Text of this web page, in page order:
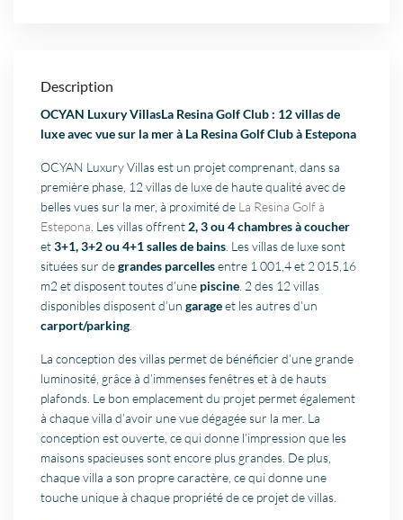
Description
OCYAN Luxury VillasLa Resina Golf Club : 12 villas de
luxe avec vue sur la mer à La Resina Golf Club à Estepona
OCYAN Luxury Villas est un projet comprenant, dans sa
première phase, 12 villas de luxe de haute qualité avec de
belles vues sur la mer, à proximité de La Resina Golf à
Estepona . Les villas offrent 2, 3 ou 4 chambres à coucher
et3+1, 3+2 ou 4+1 salles de bains . Les villas de luxe sont
situées sur degrandes parcellesentre 1 001,4 et 2 015,16
m2 et disposent toutes d’une piscine . 2 des 12 villas
disponibles disposent d’ungarageet les autres d’un
carport/parking
La conception des villas permet de bénéficier d’une grande
luminosité, grâce à d’immenses fenêtres et à de hauts
plafonds. Le bon emplacement du projet permet également
à chaque villa d’avoir une vue dégagée sur la mer. La
conception est ouverte, ce qui donne l’impression que les
maisons spacieuses sont encore plus grandes. De plus,
chaque villa a son propre caractère, ce qui donne une
touche unique à chaque propriété de ce projet de villas.